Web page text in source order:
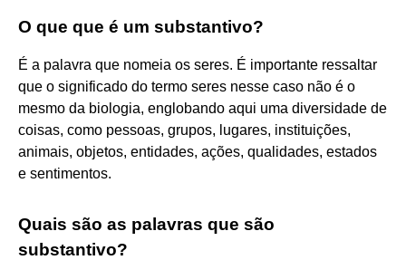
O que que é um substantivo?
É a palavra que nomeia os seres. É importante ressaltar
que o significado do termo seres nesse caso não é o
mesmo da biologia, englobando aqui uma diversidade de
coisas, como pessoas, grupos, lugares, instituições,
animais, objetos, entidades, ações, qualidades, estados
e sentimentos.
Quais são as palavras que são
substantivo?